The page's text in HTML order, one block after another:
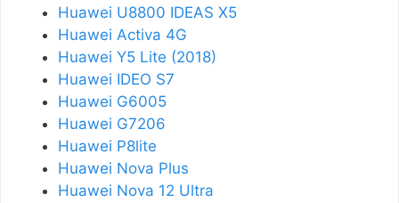
Huawei U8800 IDEAS X5
Huawei Activa 4G
Huawei Y5 Lite (2018)
Huawei IDEO S7
Huawei G6005
Huawei G7206
Huawei P8lite
Huawei Nova Plus
Huawei Nova 12 Ultra